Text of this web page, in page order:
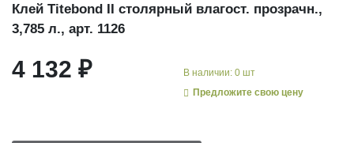
Клей Titebond II столярный влагост. прозрачн.,
3,785 л., арт. 1126
4 132 ₽
В наличии: 0 шт
Предложите свою цену